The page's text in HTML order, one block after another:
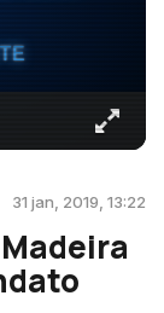
31 jan, 2019, 13:22